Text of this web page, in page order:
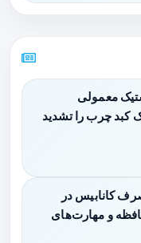
معمولی
کبد چرب را تشدید
کانابیس در
و مهارت‌های